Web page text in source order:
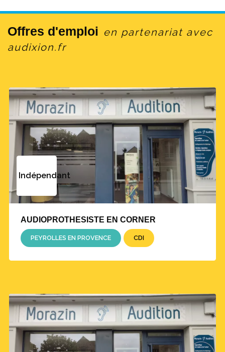
Offres d'emploi en partenariat avec
audixion.fr
Indépendant
AUDIOPROTHESISTE EN CORNER
PEYROLLES EN PROVENCE CDI